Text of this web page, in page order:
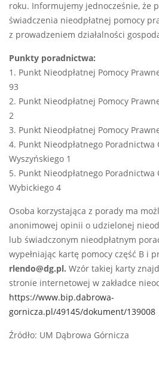
roku. Informujemy jednocześnie, że
świadczenia nieodpłatnej pomocy
z prowadzeniem działalności
Punkty poradnictwa:
1. Punkt Nieodpłatnej Pomocy
93
2. Punkt Nieodpłatnej Pomocy
2
3. Punkt Nieodpłatnej Pomocy
4. Punkt Nieodpłatnego Poradnictwa
Wyszyńskiego 1
5. Punkt Nieodpłatnego Poradnictwa
Wybickiego 4
Osoba korzystająca z porady ma
anonimowej opinii o udzielonej
lub świadczonym nieodpłatnym
wypełniając kartę pomocy część B i
rlendo@dg.pl. Wzór takiej karty
stronie internetowej w zakładce
https://www.bip.dabrowa-
gornicza.pl/49145/dokument/139008
Źródło: UM Dąbrowa Górnicza